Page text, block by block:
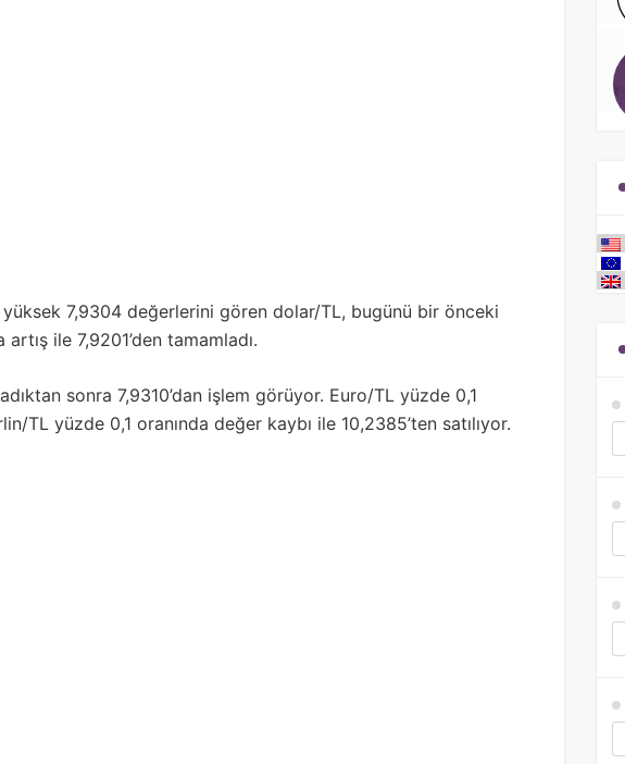
7,9304 değerlerini gören dolar/TL, bugünü bir önceki
ile 7,9201’den tamamladı.
sonra 7,9310’dan işlem görüyor. Euro/TL yüzde 0,1
TL yüzde 0,1 oranında değer kaybı ile 10,2385’ten satılıyor.